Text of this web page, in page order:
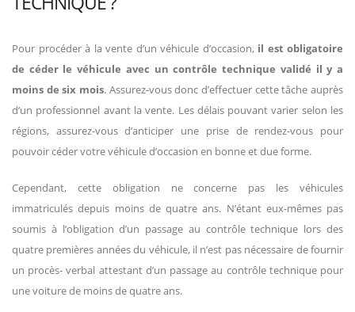
Pour procéder à la vente d’un véhicule d’occasion, il est obligatoire
de céder le véhicule avec un contrôle technique validé il y a
moins de six mois. Assurez-vous donc d’effectuer cette tâche auprès
d’un professionnel avant la vente. Les délais pouvant varier selon les
régions, assurez-vous d’anticiper une prise de rendez-vous pour
pouvoir céder votre véhicule d’occasion en bonne et due forme.
Cependant, cette obligation ne concerne pas les véhicules
immatriculés depuis moins de quatre ans. N’étant eux-mêmes pas
soumis à l’obligation d’un passage au contrôle technique lors des
quatre premières années du véhicule, il n’est pas nécessaire de fournir
un procès- verbal attestant d’un passage au contrôle technique pour
une voiture de moins de quatre ans.